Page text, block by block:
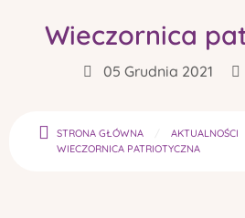
Wieczornica
05 Grudnia 2021
STRONA GŁÓWNA
AKTUALNOŚCI
WIECZORNICA PATRIOTYCZNA